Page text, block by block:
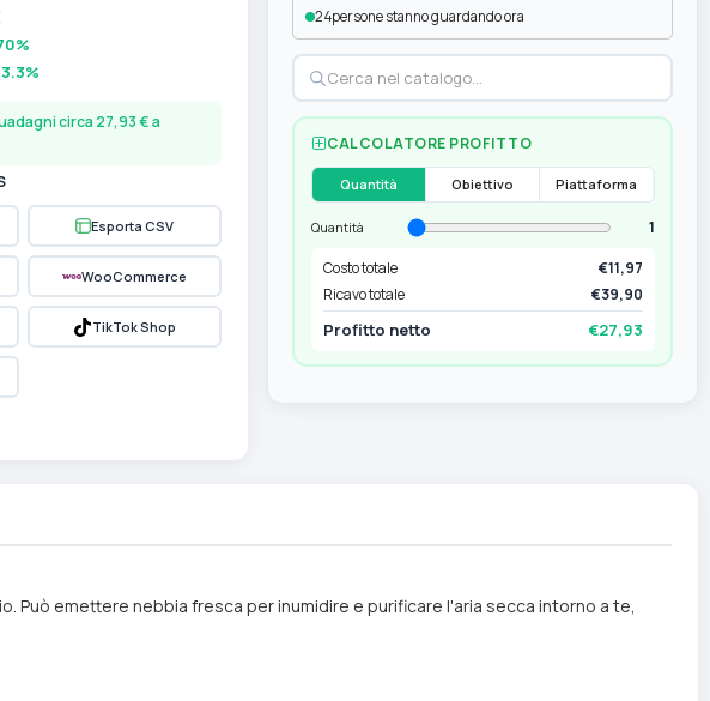
circa 27,93 € a
Esporta CSV
WooCommerce
TikTok Shop
24persone stanno guardando ora
CALCOLATORE PROFITTO
Quantità Obiettivo Piattaforma
Quantità
1
Costo totale
€11,97
Ricavo totale
€39,90
Profitto netto €27,93
Può emettere nebbia fresca per inumidire e purificare l'aria secca intorno a te,